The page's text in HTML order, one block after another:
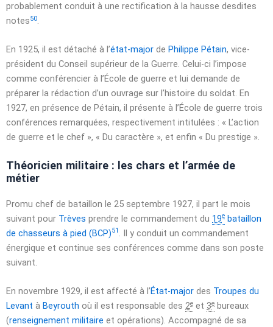
probablement conduit à une rectification à la hausse desdites
notes50.
En 1925, il est détaché à l’état-major de Philippe Pétain, vice-
président du Conseil supérieur de la Guerre. Celui-ci l’impose
comme conférencier à l’École de guerre et lui demande de
préparer la rédaction d’un ouvrage sur l’histoire du soldat. En
1927, en présence de Pétain, il présente à l’École de guerre trois
conférences remarquées, respectivement intitulées : « L’action
de guerre et le chef », « Du caractère », et enfin « Du prestige ».
Théoricien militaire : les chars et l’armée de
métier
Promu chef de bataillon le 25 septembre 1927, il part le mois
suivant pour Trèves prendre le commandement du 19e bataillon
de chasseurs à pied (BCP)51 . Il y conduit un commandement
énergique et continue ses conférences comme dans son poste
suivant.
En novembre 1929, il est affecté à l’État-major des Troupes du
Levant à Beyrouth où il est responsable des 2e et 3e bureaux
(renseignement militaire et opérations). Accompagné de sa